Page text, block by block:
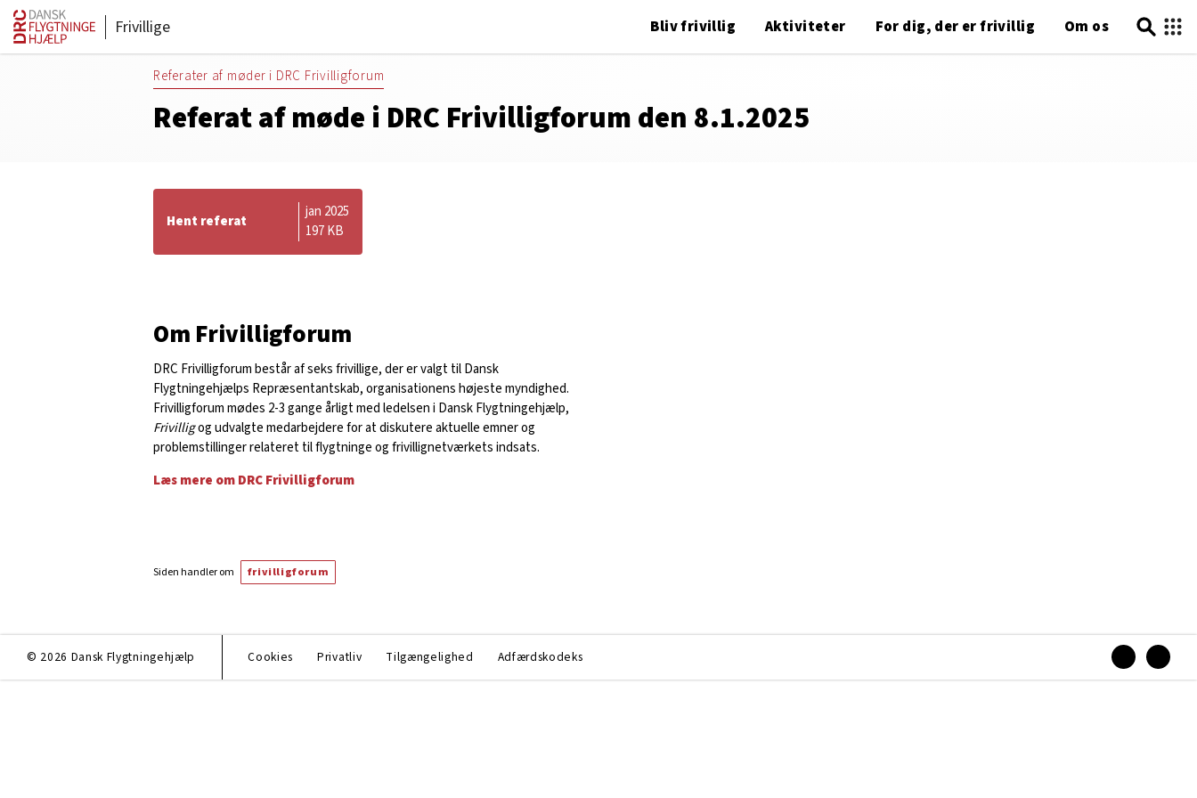
Frivillige Bliv frivillig Aktiviteter For dig, der er frivillig Om os
Referater af møder i DRC Frivilligforum
Referat af møde i DRC Frivilligforum den 8.1.2025
Hent referat
jan 2025
197 KB
Om Frivilligforum
DRC Frivilligforum består af seks frivillige, der er valgt til Dansk
Flygtningehjælps Repræsentantskab, organisationens højeste myndighed.
Frivilligforum mødes 2-3 gange årligt med ledelsen i Dansk Flygtningehjælp,
Frivilligog udvalgte medarbejdere for at diskutere aktuelle emner og
problemstillinger relateret til flygtninge og frivillignetværkets indsats.
Læs mere om DRC Frivilligforum
Siden handler om frivilligforum
© 2026 Dansk Flygtningehjælp Cookies Privatliv Tilgængelighed Adfærdskodeks